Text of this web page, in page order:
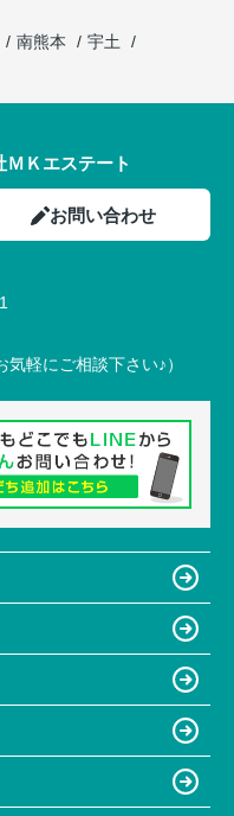
南熊本
宇土
Ｋエステート
お問い合わせ
軽にご相談下さい♪）